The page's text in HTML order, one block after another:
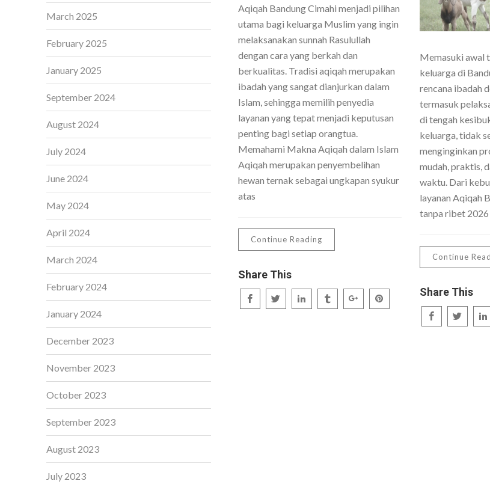
Aqiqah Bandung Cimahi menjadi pilihan
utama bagi keluarga Muslim yang ingin
melaksanakan sunnah Rasulullah
dengan cara yang berkah dan
berkualitas. Tradisi aqiqah merupakan
ibadah yang sangat dianjurkan dalam
Islam, sehingga memilih penyedia
layanan yang tepat menjadi keputusan
penting bagi setiap orangtua.
Memahami Makna Aqiqah dalam Islam
Aqiqah merupakan penyembelihan
hewan ternak sebagai ungkapan syukur
atas
Continue Reading
Share This
Memasuki awal
keluarga di
rencana ibadah
termasuk
di tengah
keluarga, tidak
menginginkan
mudah, praktis,
waktu. Dari
layanan Aqiqah
tanpa ribet 2026
Continue
Share This
March 2025
February 2025
January 2025
September 2024
August 2024
July 2024
June 2024
May 2024
April 2024
March 2024
February 2024
January 2024
December 2023
November 2023
October 2023
September 2023
August 2023
July 2023